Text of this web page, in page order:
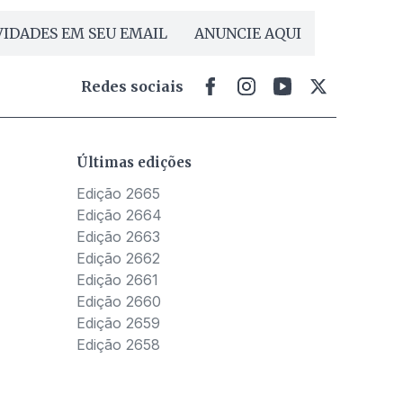
EM SEU EMAIL ANUNCIE AQUI
Redes sociais
Últimas edições
Edição 2665
Edição 2664
Edição 2663
Edição 2662
Edição 2661
Edição 2660
Edição 2659
Edição 2658